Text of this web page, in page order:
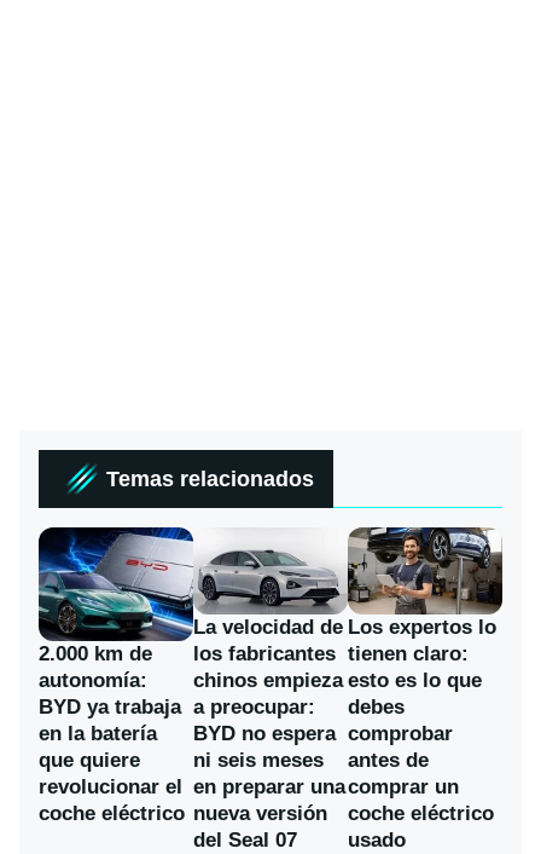
Temas relacionados
2.000 km de
autonomía:
BYD ya trabaja
en la batería
que quiere
revolucionar el
coche eléctrico
La velocidad de
los fabricantes
chinos empieza
a preocupar:
BYD no espera
ni seis meses
en preparar una
nueva versión
del Seal 07
Los expertos lo
tienen claro:
esto es lo que
debes
comprobar
antes de
comprar un
coche eléctrico
usado